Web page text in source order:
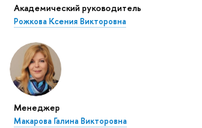
Академический руководитель
Рожкова Ксения Викторовна
Менеджер
Макарова Галина Викторовна